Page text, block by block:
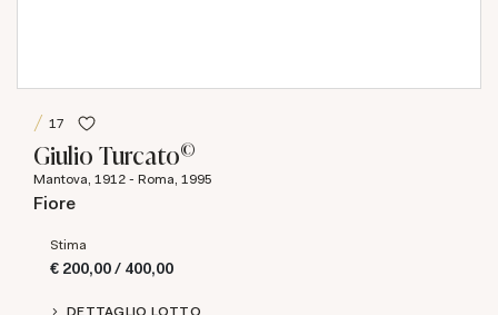
17
Giulio Turcato©
Mantova, 1912 - Roma, 1995
Fiore
Stima
€ 200,00 / 400,00